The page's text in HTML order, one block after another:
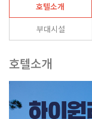
호텔소개
부대시설
호텔소개